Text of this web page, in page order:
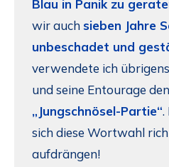
Blau in Panik zu
wir auch sieben Jahre
unbeschadet und
verwendete ich
und seine Entourage
„Jungschnösel-Partie“.
sich diese Wortwahl
aufdrängen!